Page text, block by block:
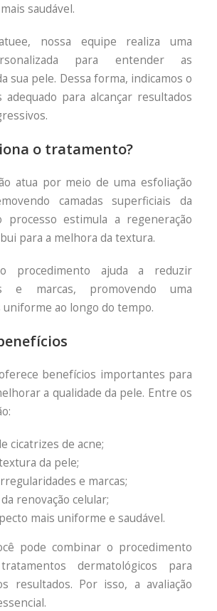
saudável.
nossa equipe realiza uma
para entender as
sua pele. Dessa forma, indicamos o
adequado para alcançar resultados
o tratamento?
atua por meio de uma esfoliação
camadas superficiais da
processo estimula a regeneração
para a melhora da textura.
procedimento ajuda a reduzir
e marcas, promovendo uma
uniforme ao longo do tempo.
benefícios importantes para
a qualidade da pele. Entre os
cicatrizes de acne;
da pele;
e marcas;
renovação celular;
mais uniforme e saudável.
pode combinar o procedimento
dermatológicos para
resultados. Por isso, a avaliação